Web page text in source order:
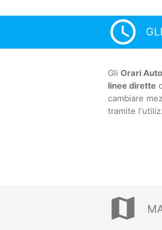
access_time
Gli Orari
linee dirette
cambiare
tramite
map